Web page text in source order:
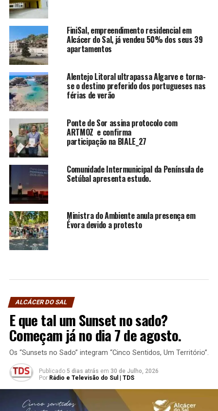
FiniSal, empreendimento residencial em
Alcácer do Sal, já vendeu 50% dos seus 39
apartamentos
Alentejo Litoral ultrapassa Algarve e torna-
se o destino preferido dos portugueses nas
férias de verão
Ponte de Sor assina protocolo com
ARTMOZ e confirma
participação na BIALE_27
Comunidade Intermunicipal da Península de
Setúbal apresenta estudo.
Ministra do Ambiente anula presença em
Évora devido a protesto
ALCÁCER DO SAL
E que tal um Sunset no sado?
Começam já no dia 7 de agosto.
Os “Sunsets no Sado” integram “Cinco Sentidos, Um Território”.
Publicado 5 dias atrás em 30 de Julho, 2026
Por Rádio e Televisão do Sul | TDS